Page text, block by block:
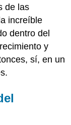
de las
increíble
dentro del
y
sí, en un